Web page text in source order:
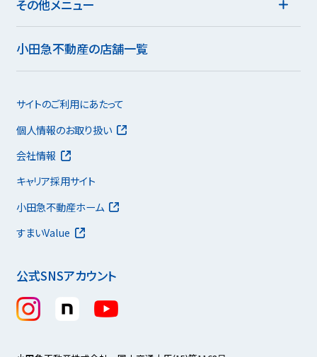
その他メニュー
小田急不動産の店舗一覧
公式SNSアカウント
サイトのご利用にあたって
個人情報のお取り扱い
会社情報
キャリア採用サイト
小田急不動産ホーム
すまいValue